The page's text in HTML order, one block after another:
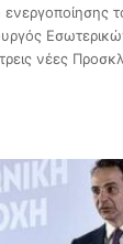
ενεργοποίησης
νέες